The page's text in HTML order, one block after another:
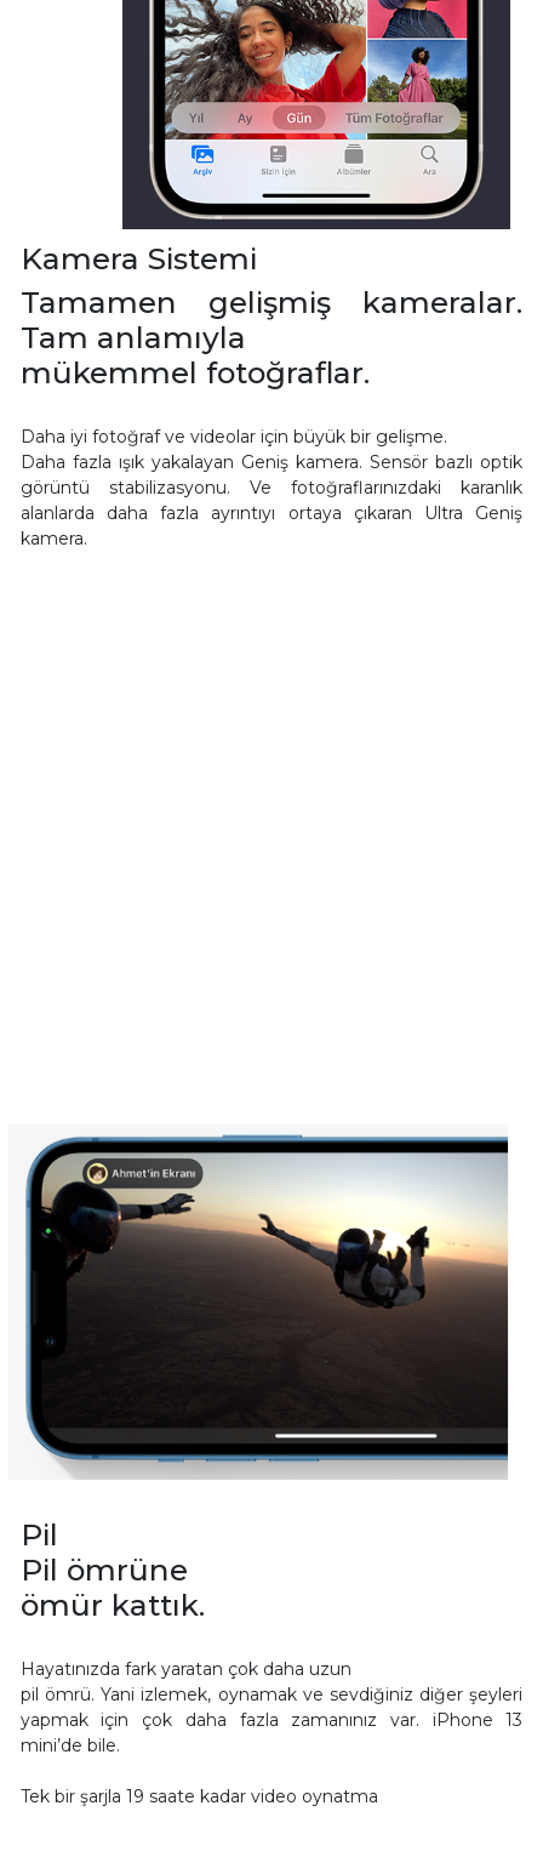
Kamera Sistemi
Tamamen gelişmiş kameralar.
Tam anlamıyla
mükemmel fotoğraflar.
Daha iyi fotoğraf ve videolar için büyük bir gelişme.
Daha fazla ışık yakalayan Geniş kamera. Sensör bazlı optik
görüntü stabilizasyonu. Ve fotoğraflarınızdaki karanlık
alanlarda daha fazla ayrıntıyı ortaya çıkaran Ultra Geniş
kamera.
Pil
Pil ömrüne
ömür kattık.
Hayatınızda fark yaratan çok daha uzun
pil ömrü. Yani izlemek, oynamak ve sevdiğiniz diğer şeyleri
yapmak için çok daha fazla zamanınız var. iPhone 13
mini’de bile.
Tek bir şarjla 19 saate kadar video oynatma